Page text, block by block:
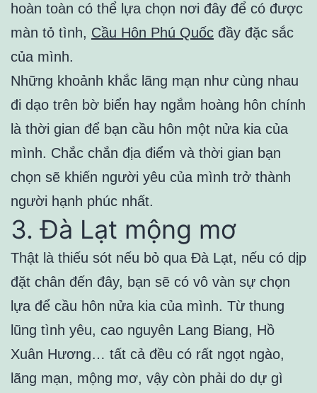
hoàn toàn có thể lựa chọn nơi đây để có được
màn tỏ tình, Cầu Hôn Phú Quốc đầy đặc sắc
của mình.
Những khoảnh khắc lãng mạn như cùng nhau
đi dạo trên bờ biển hay ngắm hoàng hôn chính
là thời gian để bạn cầu hôn một nửa kia của
mình. Chắc chắn địa điểm và thời gian bạn
chọn sẽ khiến người yêu của mình trở thành
người hạnh phúc nhất.
3. Đà Lạt mộng mơ
Thật là thiếu sót nếu bỏ qua Đà Lạt, nếu có dịp
đặt chân đến đây, bạn sẽ có vô vàn sự chọn
lựa để cầu hôn nửa kia của mình. Từ thung
lũng tình yêu, cao nguyên Lang Biang, Hồ
Xuân Hương… tất cả đều có rất ngọt ngào,
lãng mạn, mộng mơ, vậy còn phải do dự gì